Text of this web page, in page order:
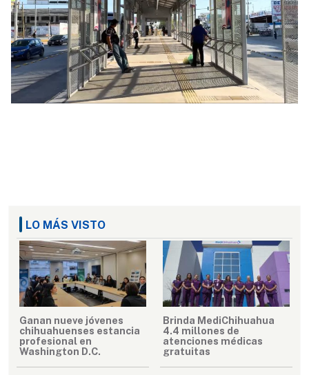
LO MÁS VISTO
Ganan nueve jóvenes
chihuahuenses estancia
profesional en
Washington D.C.
Brinda MediChihuahua
4.4 millones de
atenciones médicas
gratuitas